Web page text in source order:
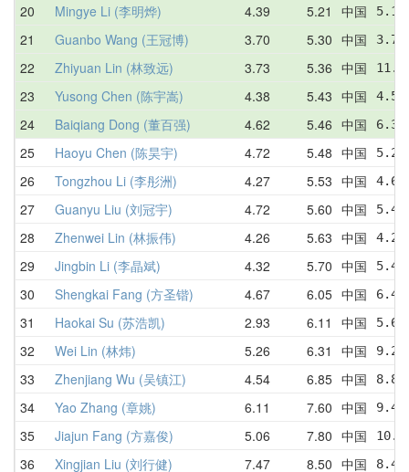
20 Mingye Li (李明烨) 4.39 5.21 中国
21 Guanbo Wang (王冠博) 3.70 5.30 中国
22 Zhiyuan Lin (林致远) 3.73 5.36 中国
23 Yusong Chen (陈宇嵩) 4.38 5.43 中国
24 Baiqiang Dong (董百强) 4.62 5.46 中国
25 Haoyu Chen (陈昊宇) 4.72 5.48 中国
26 Tongzhou Li (李彤洲) 4.27 5.53 中国
27 Guanyu Liu (刘冠宇) 4.72 5.60 中国
28 Zhenwei Lin (林振伟) 4.26 5.63 中国
29 Jingbin Li (李晶斌) 4.32 5.70 中国
30 Shengkai Fang (方圣锴) 4.67 6.05 中国
31 Haokai Su (苏浩凯) 2.93 6.11 中国
32 Wei Lin (林炜) 5.26 6.31 中国
33 Zhenjiang Wu (吴镇江) 4.54 6.85 中国
34 Yao Zhang (章姚) 6.11 7.60 中国
35 Jiajun Fang (方嘉俊) 5.06 7.80 中国
36 Xingjian Liu (刘行健) 7.47 8.50 中国